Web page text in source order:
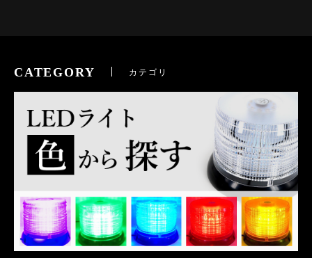
CATEGORY カテゴリ